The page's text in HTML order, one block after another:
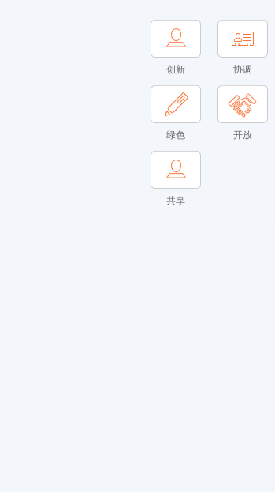
创新 协调
绿色 开放
共享